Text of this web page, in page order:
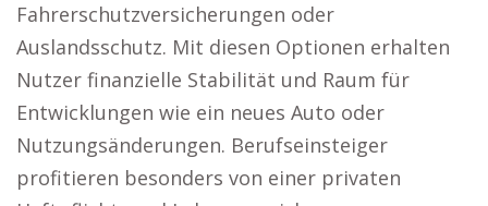
Fahrerschutzversicherungen oder
Auslandsschutz. Mit diesen Optionen erhalten
Nutzer finanzielle Stabilität und Raum für
Entwicklungen wie ein neues Auto oder
Nutzungsänderungen. Berufseinsteiger
profitieren besonders von einer privaten